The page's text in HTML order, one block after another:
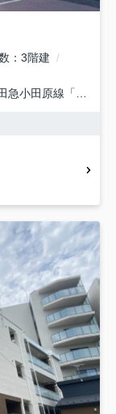
3階建
急小田原線 「